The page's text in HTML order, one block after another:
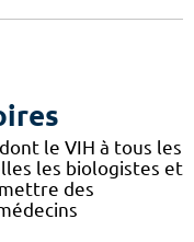
le VIH à tous les
les biologistes et
des